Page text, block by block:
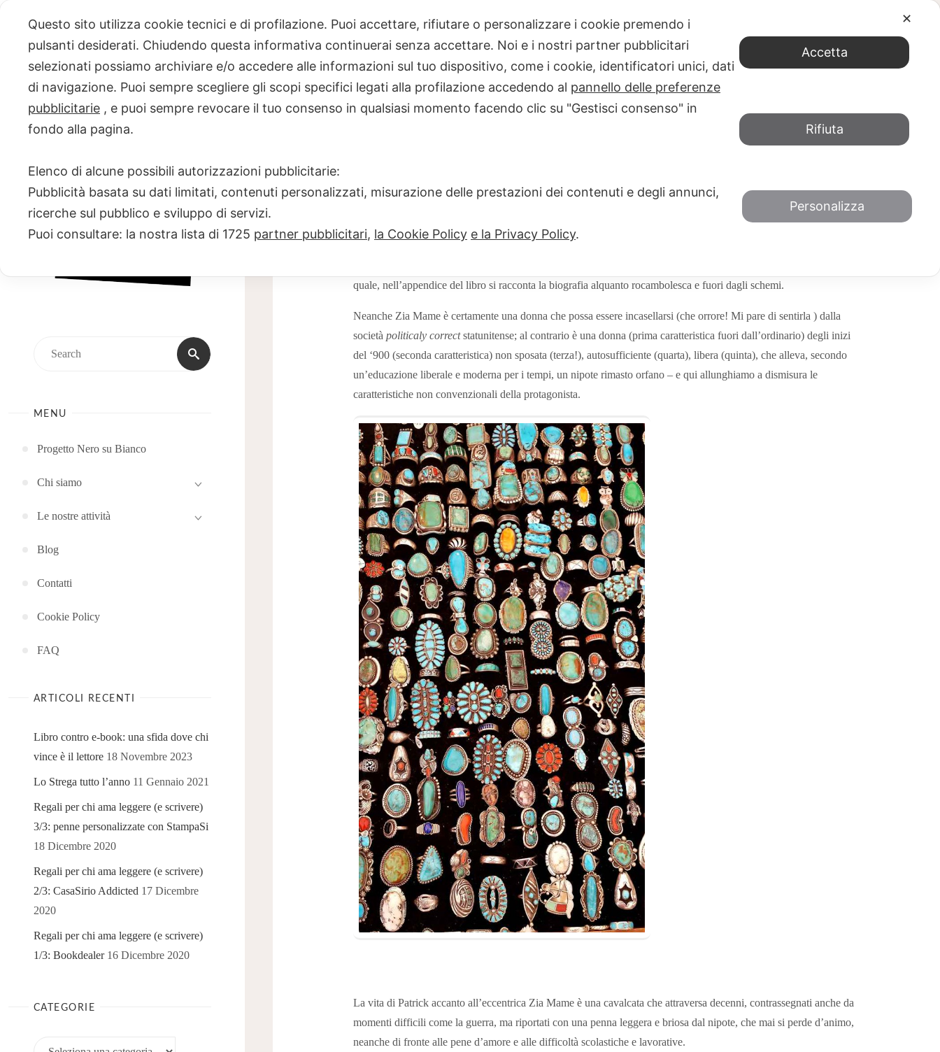
content
PROGETTO
NERO SU
BIANCO
Scuola di scrittura e creatività
Search
MENU
Progetto Nero su Bianco
Chi siamo
Le nostre attività
Blog
Contatti
Cookie Policy
FAQ
ARTICOLI RECENTI
Libro contro e-book: una sfida dove chi
vince è il lettore 18 Novembre 2023
Lo Strega tutto l’anno 11 Gennaio 2021
Regali per chi ama leggere (e scrivere)
3/3: penne personalizzate con StampaSi
18 Dicembre 2020
Regali per chi ama leggere (e scrivere)
2/3: CasaSirio Addicted 17 Dicembre
2020
Regali per chi ama leggere (e scrivere)
1/3: Bookdealer 16 Dicembre 2020
CATEGORIE
Categorie
Homeconsigli di lettura VIVA ZIA MAME! (Zia Mame, Patrick Dennis, Adelphi)
Vi è capitato mai di ridere da soli leggendo le pagine di un libro?
quale, nell’appendice del libro si racconta la biografia alquanto rocambolesca e fuori dagli schemi.
Neanche Zia Mame è certamente una donna che possa essere incasellarsi (che orrore! Mi pare di sentirla ) dalla
società politicaly correctstatunitense; al contrario è una donna (prima caratteristica fuori dall’ordinario) degli inizi
del ‘900 (seconda caratteristica) non sposata (terza!), autosufficiente (quarta), libera (quinta), che alleva, secondo
un’educazione liberale e moderna per i tempi, un nipote rimasto orfano – e qui allunghiamo a dismisura le
caratteristiche non convenzionali della protagonista.
La vita di Patrick accanto all’eccentrica Zia Mame è una cavalcata che attraversa decenni, contrassegnati anche da
momenti difficili come la guerra, ma riportati con una penna leggera e briosa dal nipote, che mai si perde d’animo,
neanche di fronte alle pene d’amore e alle difficoltà scolastiche e lavorative.
✕
Questo sito utilizza cookie tecnici e di profilazione. Puoi accettare, rifiutare o personalizzare i cookie premendo i
pulsanti desiderati. Chiudendo questa informativa continuerai senza accettare. Noi e i nostri partner pubblicitari
selezionati possiamo archiviare e/o accedere alle informazioni sul tuo dispositivo, come i cookie, identificatori unici, dati
di navigazione. Puoi sempre scegliere gli scopi specifici legati alla profilazione accedendo al pannello delle preferenze
pubblicitarie , e puoi sempre revocare il tuo consenso in qualsiasi momento facendo clic su "Gestisci consenso" in
fondo alla pagina.
Elenco di alcune possibili autorizzazioni pubblicitarie:
Pubblicità basata su dati limitati, contenuti personalizzati, misurazione delle prestazioni dei contenuti e degli annunci,
ricerche sul pubblico e sviluppo di servizi.
Puoi consultare: la nostra lista di 1725 partner pubblicitari, la Cookie Policy e la Privacy Policy.
Accetta
Rifiuta
Personalizza